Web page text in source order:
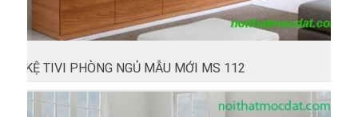
KỆ TIVI PHÒNG NGỦ MẪU MỚI MS 112